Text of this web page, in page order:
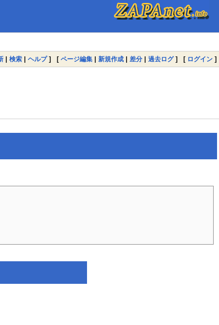
| 検索 | ヘルプ] [ ページ編集 | 新規作成 | 差分 | 過去ログ] [ ログイン ]